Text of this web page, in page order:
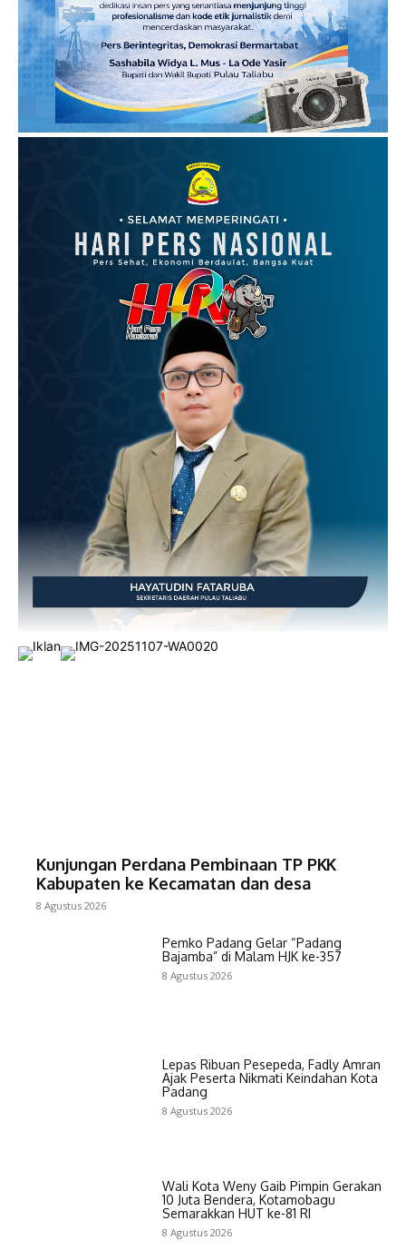
Kunjungan Perdana Pembinaan TP PKK
Kabupaten ke Kecamatan dan desa
8 Agustus 2026
Pemko Padang Gelar “Padang
Bajamba” di Malam HJK ke-357
8 Agustus 2026
Lepas Ribuan Pesepeda, Fadly Amran
Ajak Peserta Nikmati Keindahan Kota
Padang
8 Agustus 2026
Wali Kota Weny Gaib Pimpin Gerakan
10 Juta Bendera, Kotamobagu
Semarakkan HUT ke-81 RI
8 Agustus 2026